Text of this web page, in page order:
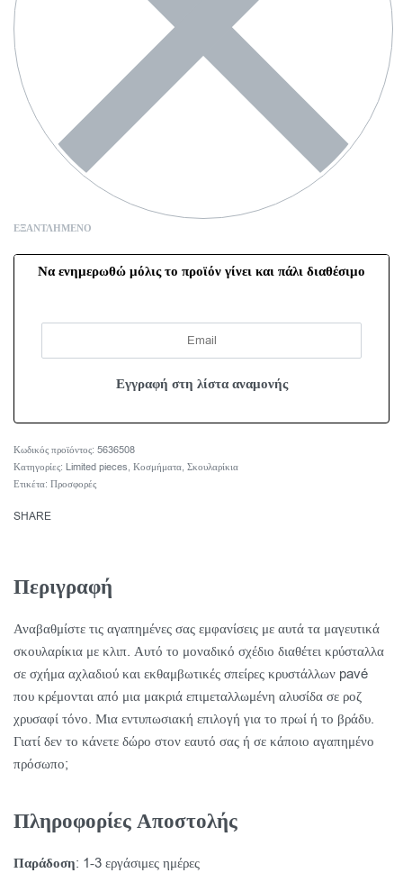
ΕΞΑΝΤΛΗΜΈΝΟ
Να ενημερωθώ μόλις το προϊόν γίνει και πάλι διαθέσιμο
5636508
Κατηγορίες: Limited pieces, Κοσμήματα, Σκουλαρίκια
Ετικέτα: Προσφορές
SHARE
Περιγραφή
Αναβαθμίστε τις αγαπημένες σας εμφανίσεις με αυτά τα μαγευτικά
σκουλαρίκια με κλιπ. Αυτό το μοναδικό σχέδιο διαθέτει κρύσταλλα
σε σχήμα αχλαδιού και εκθαμβωτικές σπείρες κρυστάλλων pavé
που κρέμονται από μια μακριά επιμεταλλωμένη αλυσίδα σε ροζ
χρυσαφί τόνο. Μια εντυπωσιακή επιλογή για το πρωί ή το βράδυ.
Γιατί δεν το κάνετε δώρο στον εαυτό σας ή σε κάποιο αγαπημένο
πρόσωπο;
Πληροφορίες Αποστολής
Παράδοση: 1-3 εργάσιμες ημέρες